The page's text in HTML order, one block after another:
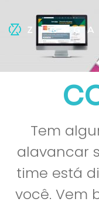
Tem
alavancar
time está
você. Vem